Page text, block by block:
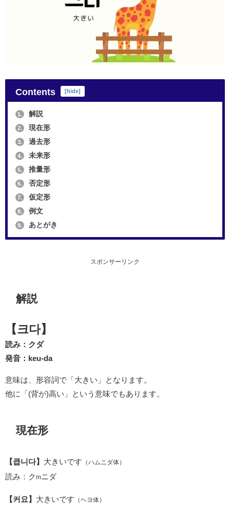
Contents [hide]
1. 解説
2. 現在形
3. 過去形
4. 未来形
5. 推量形
6. 否定形
7. 仮定形
8. 例文
9. あとがき
スポンサーリンク
解説
【크다】
読み：クダ
発音：keu-da
意味は、形容詞で「大きい」となります。
他に「(背が)高い」という意味でもあります。
現在形
【큽니다】 大きいです （ハムニダ体）
読み：クm ニダ
【커요】 大きいです （ヘヨ体）